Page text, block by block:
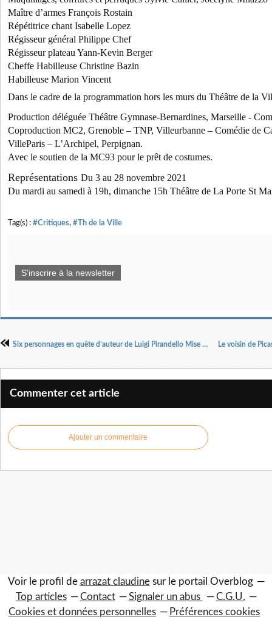
Maître d’armes François Rostain
Répétitrice chant Isabelle Lopez
Régisseur général Philippe Chef
Régisseur plateau Yann-Kevin Berger
Cheffe Habilleuse Christine Bazin
Habilleuse Marion Vincent
Dans le cadre de la programmation hors les murs du Théâtre de la
Production déléguée Théâtre Gymnase-Bernardines, Marseille -
Coproduction MC2, Grenoble – TNP, Villeurbanne – Comédie de
VilleParis – L’Archipel, Perpignan.
Avec le soutien de la MC93 pour le prêt de costumes.
Représentations Du 3 au 28 novembre 2021
Du mardi au samedi à 19h, dimanche 15h Théâtre de La Porte St
Tag(s) : #Critiques, #Th de la Ville
S'inscrire à la newsletter
Six personnages en quête d’auteur de Luigi Pirandello Mise en Scène Emmanuel Demarcy-Mota
Commenter cet article
Ajouter un commentaire
Voir le profil de arrazat claudinesur le portail Overblog
Top articles
Contact Signaler un abus
C.G.U.
Cookies et données personnelles
Préférences cookies